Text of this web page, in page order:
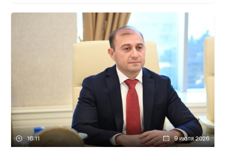
16:11 9 июля 2026